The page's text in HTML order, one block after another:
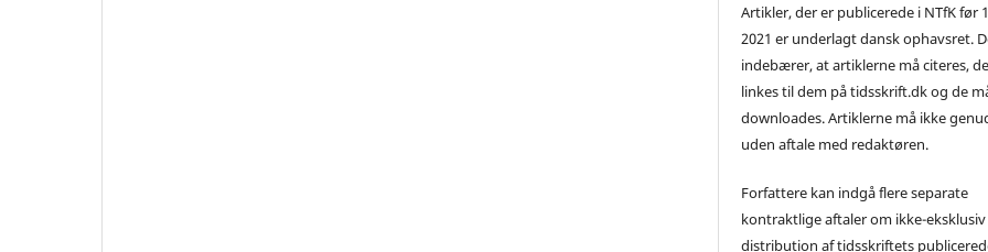
Artikler, der er publicerede i NTfK før
2021 er underlagt dansk ophavsret.
indebærer, at artiklerne må citeres,
linkes til dem på tidsskrift.dk og de
downloades. Artiklerne må ikke
uden aftale med redaktøren.
Forfattere kan indgå flere separate
kontraktlige aftaler om ikke-eksklusiv
distribution af tidsskriftets